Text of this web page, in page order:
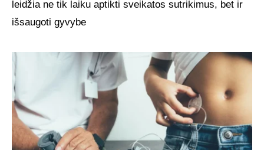
leidžia ne tik laiku aptikti sveikatos sutrikimus, bet ir
išsaugoti gyvybe